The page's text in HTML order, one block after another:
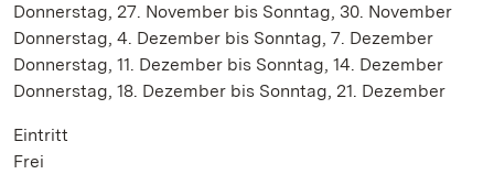
Donnerstag, 27. November bis Sonntag, 30. November
Donnerstag, 4. Dezember bis Sonntag, 7. Dezember
Donnerstag, 11. Dezember bis Sonntag, 14. Dezember
Donnerstag, 18. Dezember bis Sonntag, 21. Dezember
Eintritt
Frei